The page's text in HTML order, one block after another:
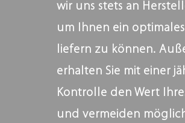
wir uns stets an
um Ihnen ein
liefern zu können.
erhalten Sie mit einer
Kontrolle den Wert
und vermeiden